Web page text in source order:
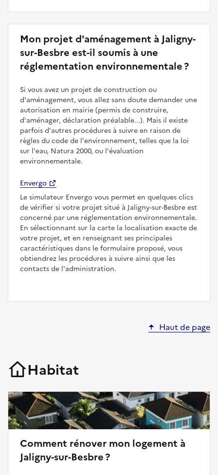
Mon projet d'aménagement à Jaligny-
sur-Besbre est-il soumis à une
réglementation environnementale ?
Si vous avez un projet de construction ou
d'aménagement, vous allez sans doute demander une
autorisation en mairie (permis de construire,
d'aménager, déclaration préalable...). Mais il existe
parfois d'autres procédures à suivre en raison de
règles du code de l'environnement, telles que la loi
sur l'eau, Natura 2000, ou l'évaluation
environnementale.
Envergo
Le simulateur Envergo vous permet en quelques clics
de vérifier si votre projet situé à Jaligny-sur-Besbre est
concerné par une réglementation environnementale.
En sélectionnant sur la carte la localisation exacte de
votre projet, et en renseignant ses principales
caractéristiques dans le formulaire proposé, vous
obtiendrez les procédures à suivre ainsi que les
contacts de l'administration.
Haut de page
Habitat
Comment rénover mon logement à
Jaligny-sur-Besbre ?